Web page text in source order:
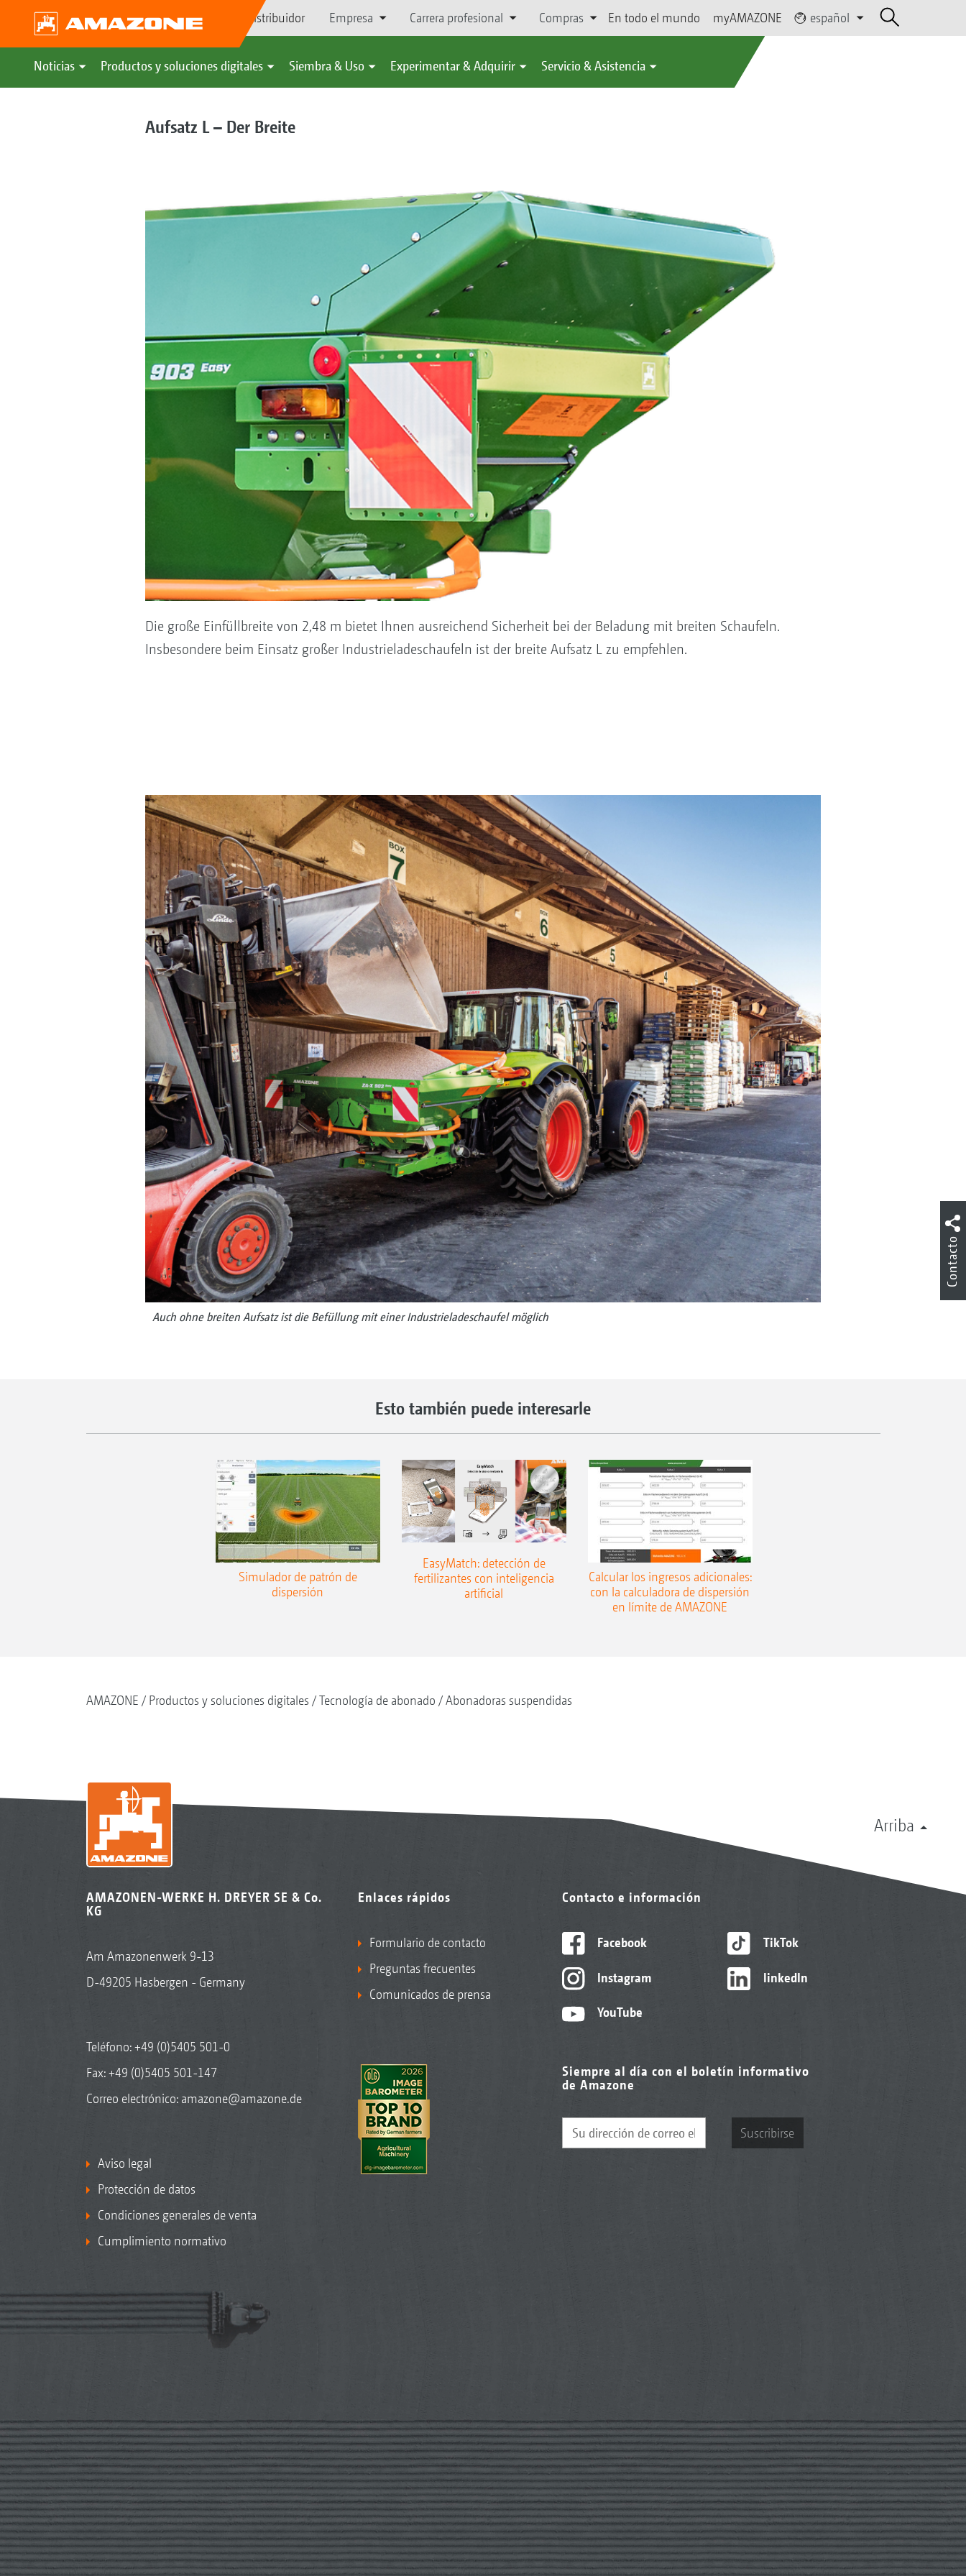
Búsqueda de distribuidor Empresa Carrera profesional Compras En todo el mundo myAMAZONE español
Noticias Productos y soluciones digitales Siembra & Uso Experimentar & Adquirir Servicio & Asistencia
Aufsatz L – Der Breite
Die große Einfüllbreite von 2,48 m bietet Ihnen ausreichend Sicherheit bei der Beladung mit breiten Schaufeln.
Insbesondere beim Einsatz großer Industrieladeschaufeln ist der breite Aufsatz L zu empfehlen.
Auch ohne breiten Aufsatz ist die Befüllung mit einer Industrieladeschaufel möglich
Esto también puede interesarle
Simulador de patrón de
dispersión
EasyMatch: detección de
fertilizantes con inteligencia
artificial
Calcular los ingresos adicionales:
con la calculadora de dispersión
en límite de AMAZONE
AMAZONE Productos y soluciones digitales Tecnología de abonado Abonadoras suspendidas
Arriba
AMAZONEN-WERKE H. DREYER SE & Co.
KG
Am Amazonenwerk 9-13
D-49205 Hasbergen - Germany
Teléfono:+49 (0)5405 501-0
Fax: +49 (0)5405 501-147
Correo electrónico: amazone@amazone.de
Aviso legal
Protección de datos
Condiciones generales de venta
Cumplimiento normativo
Enlaces rápidos
Formulario de contacto
Preguntas frecuentes
Comunicados de prensa
Contacto e información
Facebook
Instagram
YouTube
TikTok
linkedIn
Siempre al día con el boletín informativo
de Amazone
Suscribirse
Contacto